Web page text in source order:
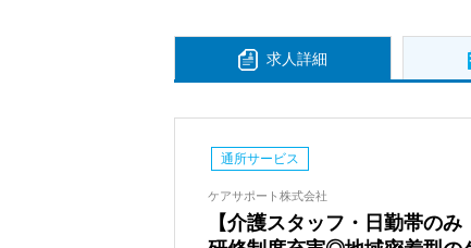
求人詳細
通所サービス
ケアサポート株式会社
【介護スタッフ・日勤帯の